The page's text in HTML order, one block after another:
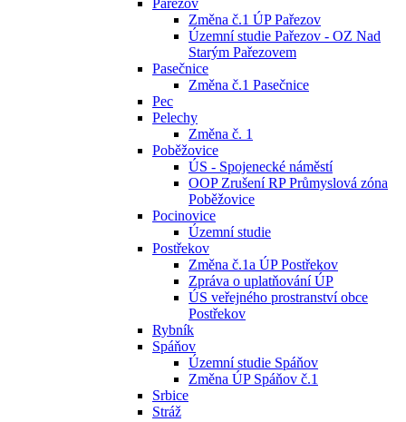
Pařezov
Změna č.1 ÚP Pařezov
Územní studie Pařezov - OZ Nad
Starým Pařezovem
Pasečnice
Změna č.1 Pasečnice
Pec
Pelechy
Změna č. 1
Poběžovice
ÚS - Spojenecké náměstí
OOP Zrušení RP Průmyslová zóna
Poběžovice
Pocinovice
Územní studie
Postřekov
Změna č.1a ÚP Postřekov
Zpráva o uplatňování ÚP
ÚS veřejného prostranství obce
Postřekov
Rybník
Spáňov
Územní studie Spáňov
Změna ÚP Spáňov č.1
Srbice
Stráž